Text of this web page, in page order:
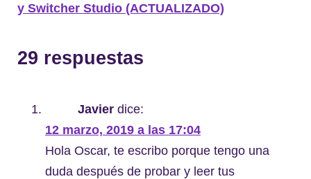
y Switcher Studio (ACTUALIZADO)
29 respuestas
Javier dice:
12 marzo, 2019 a las 17:04
Hola Oscar, te escribo porque tengo una
duda después de probar y leer tus